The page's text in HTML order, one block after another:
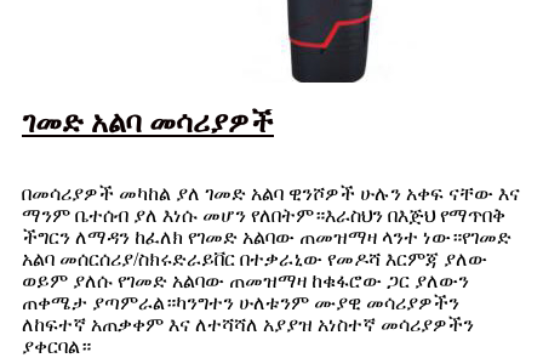
ገመድ አልባ መሳሪያዎች
በመሳሪያዎች መካከል ያለ ገመድ አልባ ዊንሾዎች ሁሉን አቀፍ ናቸው እና
ማንም ቤተሰብ ያለ እነሱ መሆን የለበትም።እራስህን በእጅህ የማጥበቅ
ችግርን ለማዳን ከፈለክ የገመድ አልባው ጠመዝማዛ ላንተ ነው።የገመድ
አልባ መሰርሰሪያ/ስክሩድራይቨር በተቃራኒው የመዶሻ እርምጃ ያለው
ወይም ያለሱ የገመድ አልባው ጠመዝማዛ ከቁፋሮው ጋር ያለውን
ጠቀሜታ ያጣምራል።ካንግተን ሁለቱንም ሙያዊ መሳሪያዎችን
ለከፍተኛ አጠቃቀም እና ለተሻሻለ አያያዝ አነስተኛ መሳሪያዎችን
ያቀርባል።